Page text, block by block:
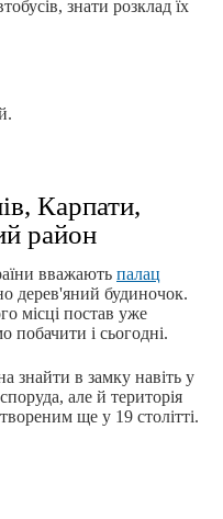
знати розклад їх
Карпати,
район
вважають палац
дерев'яний будиночок.
місці постав уже
і сьогодні.
знайти в замку навіть у
але й територія
ще у 19 столітті.